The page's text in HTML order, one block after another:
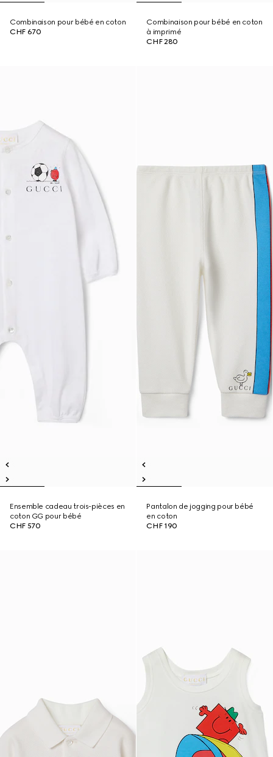
Combinaison pour bébé en coton
CHF 670
Combinaison pour bébé en coton
à imprimé
CHF 280
Ensemble cadeau trois-pièces en
coton GG pour bébé
CHF 570
Pantalon de jogging pour bébé
en coton
CHF 190